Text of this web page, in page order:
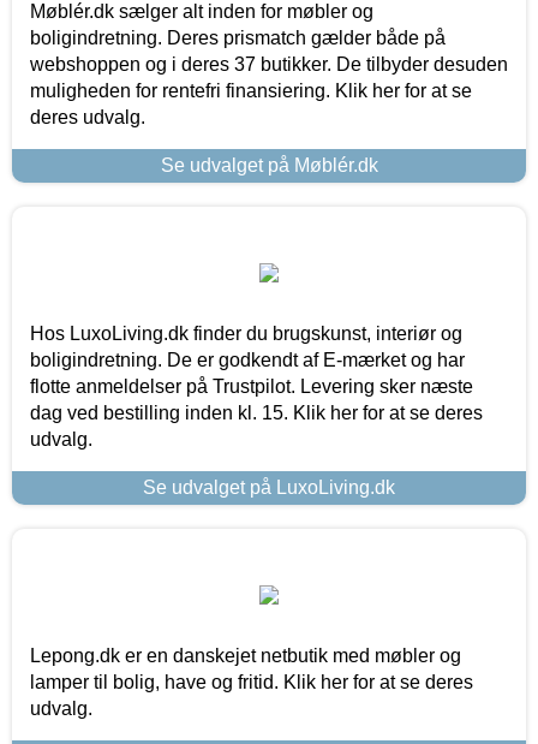
Møblér.dk sælger alt inden for møbler og
boligindretning. Deres prismatch gælder både på
webshoppen og i deres 37 butikker. De tilbyder desuden
muligheden for rentefri finansiering. Klik her for at se
deres udvalg.
Se udvalget på Møblér.dk
Hos LuxoLiving.dk finder du brugskunst, interiør og
boligindretning. De er godkendt af E-mærket og har
flotte anmeldelser på Trustpilot. Levering sker næste
dag ved bestilling inden kl. 15. Klik her for at se deres
udvalg.
Se udvalget på LuxoLiving.dk
Lepong.dk er en danskejet netbutik med møbler og
lamper til bolig, have og fritid. Klik her for at se deres
udvalg.